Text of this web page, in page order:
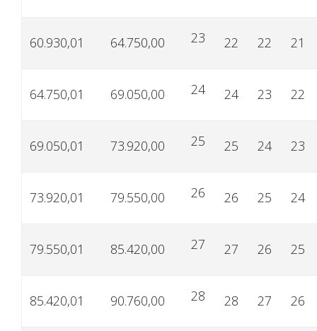
60.930,01 64.750,00 23 22 22 21
64.750,01 69.050,00 24 24 23 22
69.050,01 73.920,00 25 25 24 23
73.920,01 79.550,00 26 26 25 24
79.550,01 85.420,00 27 27 26 25
85.420,01 90.760,00 28 28 27 26